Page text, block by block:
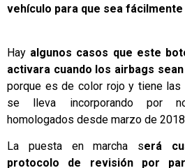
vehículo para que sea
Hay algunos casos que este
activara cuando los airbags
porque es de color rojo y tiene las
se lleva incorporando por
homologados desde marzo de
La puesta en marcha será
protocolo de revisión por